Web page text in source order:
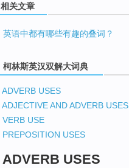
相关文章
英语中都有哪些有趣的叠词？
柯林斯英汉双解大词典
ADVERB USES
ADJECTIVE AND ADVERB USES
VERB USE
PREPOSITION USES
ADVERB USES